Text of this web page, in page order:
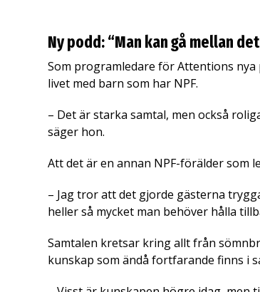
Ny podd: “Man kan gå mellan
Som programledare för Attentions nya
livet med barn som har NPF.
– Det är starka samtal, men också
säger hon.
Att det är en annan NPF-förälder som
– Jag tror att det gjorde gästerna
heller så mycket man behöver hålla
Samtalen kretsar kring allt från
kunskap som ändå fortfarande finns i